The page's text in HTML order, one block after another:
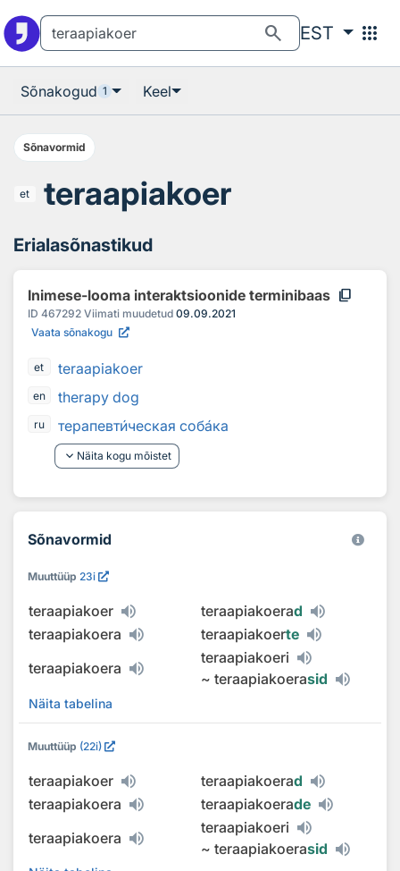
search EST apps
Sõnakogud 1 Keel
Sõnavormid
et teraapiakoer
Erialasõnastikud
Inimese-looma interaktsioonide terminibaas content_copy
ID 467292 Viimati muudetud 09.09.2021
Vaata sõnakogu
et teraapiakoer
en therapy dog
ru терапевтическая собака
keyboard_arrow_down Näita kogu mõistet
Sõnavormid
Muuttüüp 23i
teraapiakoer teraapiakoerad
teraapiakoera
teraapiakoerte
teraapiakoera
teraapiakoeri
~ teraapiakoerasid
Näita tabelina
Muuttüüp (22i)
teraapiakoer teraapiakoerad
teraapiakoera
teraapiakoerade
teraapiakoera
teraapiakoeri
~ teraapiakoerasid